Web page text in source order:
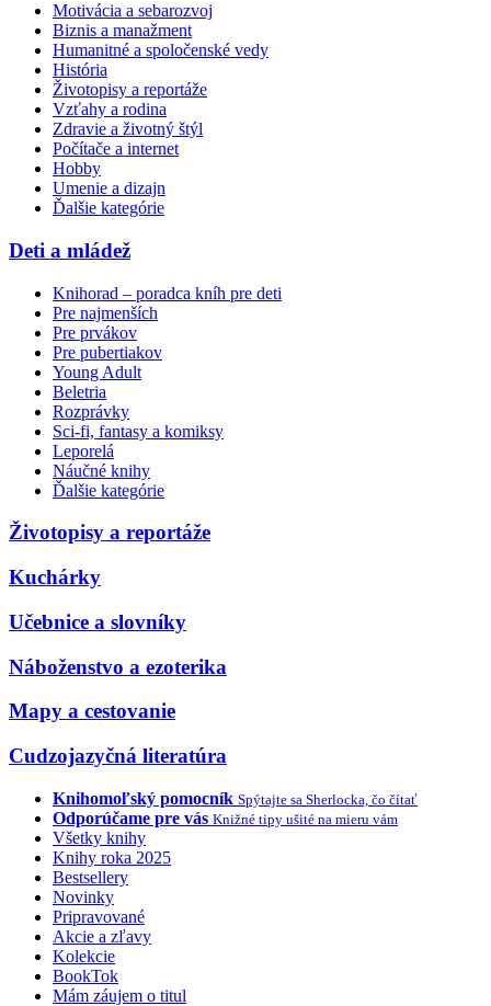
Motivácia a sebarozvoj
Biznis a manažment
Humanitné a spoločenské vedy
História
Životopisy a reportáže
Vzťahy a rodina
Zdravie a životný štýl
Počítače a internet
Hobby
Umenie a dizajn
Ďalšie kategórie
Deti a mládež
Knihorad – poradca kníh pre deti
Pre najmenších
Pre prvákov
Pre pubertiakov
Young Adult
Beletria
Rozprávky
Sci-fi, fantasy a komiksy
Leporelá
Náučné knihy
Ďalšie kategórie
Životopisy a reportáže
Kuchárky
Učebnice a slovníky
Náboženstvo a ezoterika
Mapy a cestovanie
Cudzojazyčná literatúra
Knihomoľský pomocník Spýtajte sa Sherlocka, čo čítať
Odporúčame pre vás Knižné tipy ušité na mieru vám
Všetky knihy
Knihy roka 2025
Bestsellery
Novinky
Pripravované
Akcie a zľavy
Kolekcie
BookTok
Mám záujem o titul